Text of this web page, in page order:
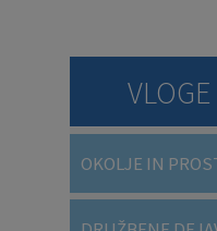
OKOLJE IN
Notranja prijava po Zakonu o